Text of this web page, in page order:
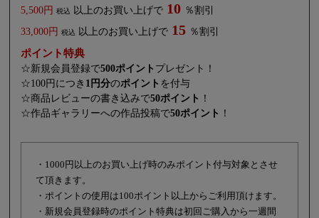
5,500円 税込 以上のお買い上げで 10 ％割引
33,000円
税込 以上のお買い上げで 15 ％割引
ポイント特典
☆新規会員登録で500ポイント プレゼント！
☆100円につき 1円分のポイント を付与
☆商品レビューの書き込みで50ポイント ！
☆作品ギャラリーへの作品投稿で50ポイント ！
・1000円以上のお買い上げ時のみポイント付与対象とさせ
て頂きます。
・ポイントの使用は100ポイント以上からご利用頂けます。
・新規会員登録時のポイント特典は初回ご購入から一週間